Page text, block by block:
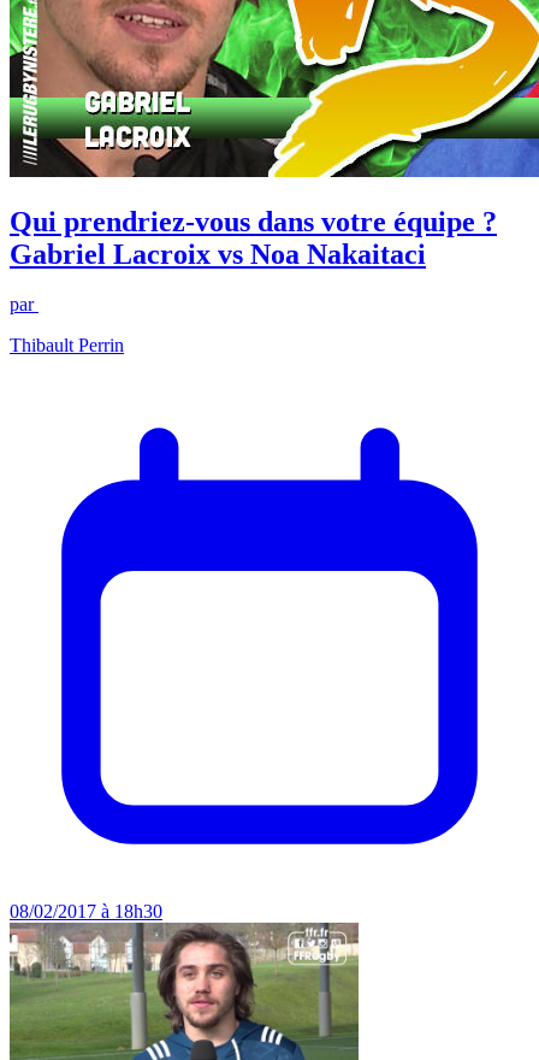
Qui prendriez-vous dans votre équipe ?
Gabriel Lacroix vs Noa Nakaitaci
par
Thibault Perrin
08/02/2017 à 18h30